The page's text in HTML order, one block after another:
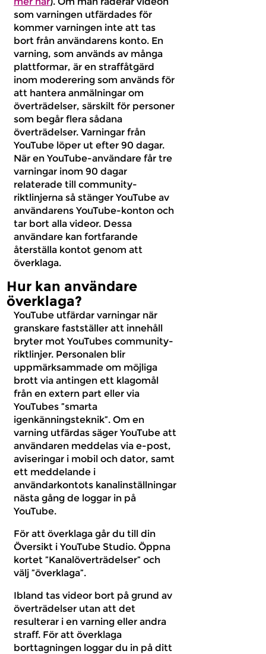
som varningen utfärdades för
kommer varningen inte att tas
bort från användarens konto. En
varning, som används av många
plattformar, är en straffåtgärd
inom moderering som används för
att hantera anmälningar om
överträdelser, särskilt för personer
som begår flera sådana
överträdelser. Varningar från
YouTube löper ut efter 90 dagar.
När en YouTube-användare får tre
varningar inom 90 dagar
relaterade till community-
riktlinjerna så stänger YouTube av
användarens YouTube-konton och
tar bort alla videor. Dessa
användare kan fortfarande
återställa kontot genom att
överklaga.
Hur kan användare
överklaga?
YouTube utfärdar varningar när
granskare fastställer att innehåll
bryter mot YouTubes community-
riktlinjer. Personalen blir
uppmärksammade om möjliga
brott via antingen ett klagomål
från en extern part eller via
YouTubes ”smarta
igenkänningsteknik”. Om en
varning utfärdas säger YouTube att
användaren meddelas via e-post,
aviseringar i mobil och dator, samt
ett meddelande i
användarkontots kanalinställningar
nästa gång de loggar in på
YouTube.
För att överklaga går du till din
Översikt i YouTube Studio. Öppna
kortet ”Kanalöverträdelser” och
välj ”överklaga”.
Ibland tas videor bort på grund av
överträdelser utan att det
resulterar i en varning eller andra
straff. För att överklaga
borttagningen loggar du in på ditt